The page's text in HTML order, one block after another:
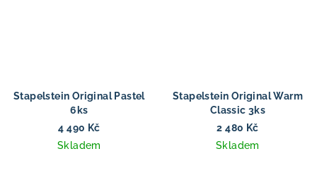
Stapelstein Original Pastel
6ks
4 490 Kč
Skladem
Stapelstein Original Warm
Classic 3ks
2 480 Kč
Skladem